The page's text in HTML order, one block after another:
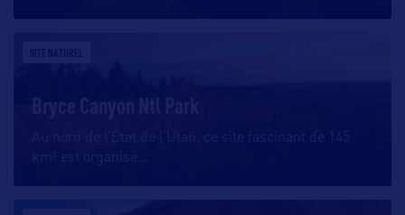
SITE NATUREL
Bryce Canyon Ntl Park
Au nord de l’Etat de l’Utah, ce site fascinant de 145
km² est organisé